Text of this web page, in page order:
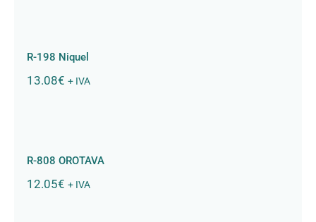
R-198 Niquel
13.08€ + IVA
R-808 OROTAVA
12.05€ + IVA